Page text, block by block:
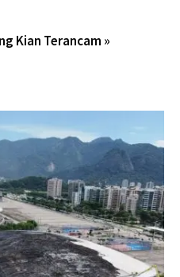
Kian Terancam »